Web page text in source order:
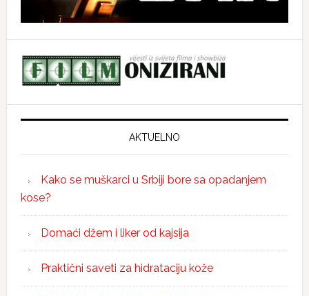
AKTUELNO
Kako se muškarci u Srbiji bore sa opadanjem
kose?
Domaći džem i liker od kajsija
Praktični saveti za hidrataciju kože